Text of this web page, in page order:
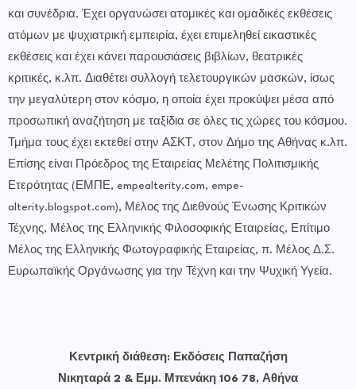
και συνέδρια. Έχει οργανώσει ατομικές και ομαδικές εκθέσεις
ατόμων με ψυχιατρική εμπειρία, έχει επιμεληθεί εικαστικές
εκθέσεις και έχει κάνει παρουσιάσεις βιβλίων, θεατρικές
κριτικές, κ.λπ. Διαθέτει συλλογή τελετουργικών μασκών, ίσως
την μεγαλύτερη στον κόσμο, η οποία έχει προκύψει μέσα από
προσωπική αναζήτηση με ταξίδια σε όλες τις χώρες του κόσμου.
Τμήμα τους έχει εκτεθεί στην ΑΣΚΤ, στον Δήμο της Αθήνας κ.λπ.
Επίσης είναι Πρόεδρος της Εταιρείας Μελέτης Πολιτισμικής
Ετερότητας (ΕΜΠΕ, empealterity.com, empe-
alterity.blogspot.com), Μέλος της Διεθνούς Ένωσης Κριτικών
Τέχνης, Μέλος της Ελληνικής Φιλοσοφικής Εταιρείας, Επίτιμο
Μέλος της Ελληνικής Φωτογραφικής Εταιρείας, π. Μέλος Δ.Σ.
Ευρωπαϊκής Οργάνωσης για την Τέχνη και την Ψυχική Υγεία.
Κεντρική διάθεση: Εκδόσεις Παπαζήση
Νικηταρά 2 & Εμμ. Μπενάκη 106 78, Αθήνα